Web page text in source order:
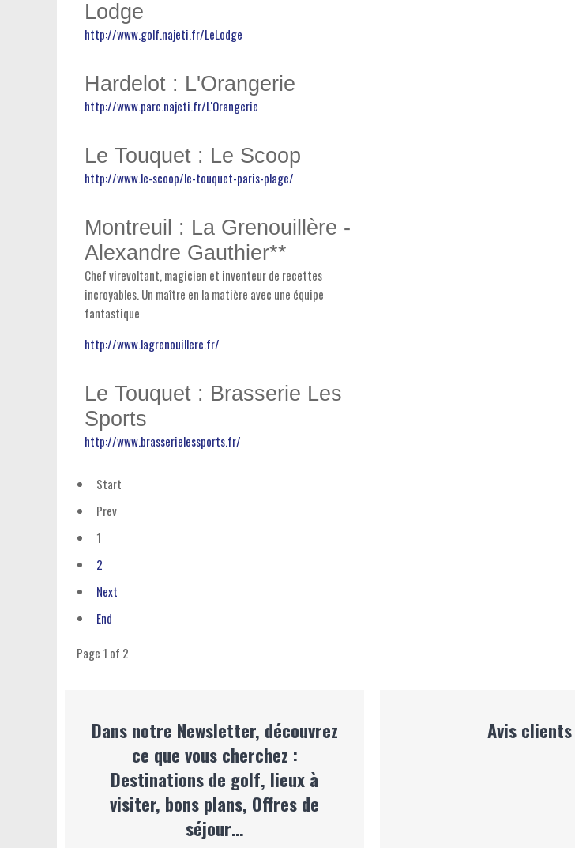
Lodge
http://www.golf.najeti.fr/LeLodge
Hardelot : L'Orangerie
http://www.parc.najeti.fr/L'Orangerie
Le Touquet : Le Scoop
http://www.le-scoop/le-touquet-paris-plage/
Montreuil : La Grenouillère -
Alexandre Gauthier**
Chef virevoltant, magicien et inventeur de recettes
incroyables. Un maître en la matière avec une équipe
fantastique
http://www.lagrenouillere.fr/
Le Touquet : Brasserie Les
Sports
http://www.brasserielessports.fr/
Start
Prev
1
2
Next
End
Page 1 of 2
Dans notre Newsletter, découvrez
ce que vous cherchez :
Destinations de golf, lieux à
visiter, bons plans, Offres de
séjour…
Avis clients